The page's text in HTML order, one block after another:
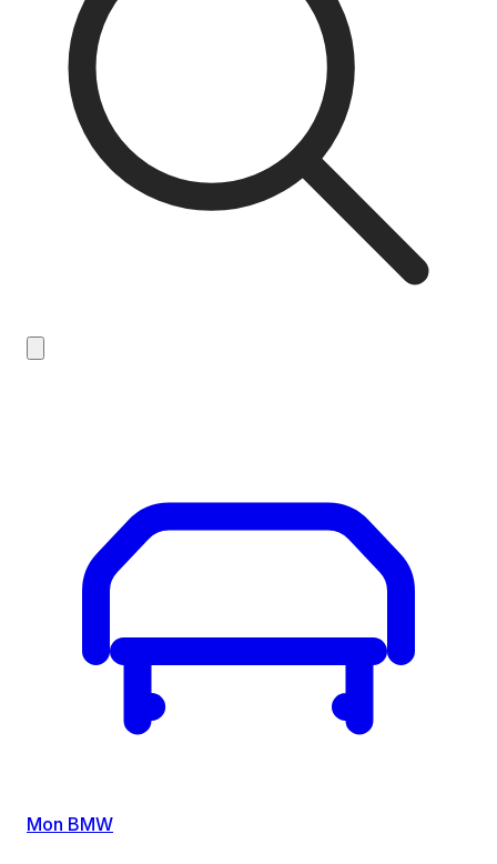
Mon BMW